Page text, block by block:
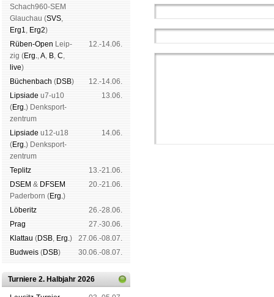
Schach960-SEM
Glau­chau (SVS,
Erg1, Erg2)
Rüben-Open Leip­
zig (Erg.,A, B, C,
live)
12.-14.06.
Büchen­bach (DSB)
12.-14.06.
Lipsiade u7-u10
(Erg.) Denk­sport­
zen­trum
13.06.
Lipsiade u12-u18
(Erg.) Denk­sport­
zen­trum
14.06.
Tep­litz
13.-21.06.
DSEM & DFSEM
Pader­born (Erg.)
20.-21.06.
Lö­be­ritz
26.-28.06.
Prag
27.-30.06.
Klat­tau (DSB, Erg.)
27.06.-08.07.
Bud­weis (DSB) 30.06.-08.07.
Turniere 2. Halbjahr 2026